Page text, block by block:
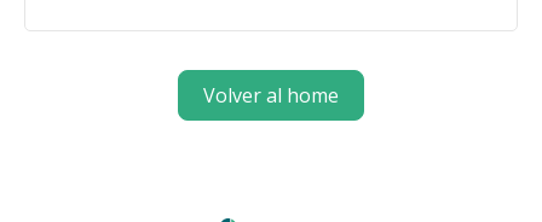
Volver al home